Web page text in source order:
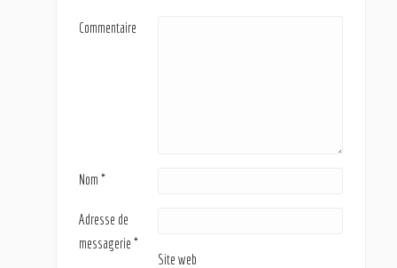
Commentaire
Nom*
Adresse de
messagerie*
Site web